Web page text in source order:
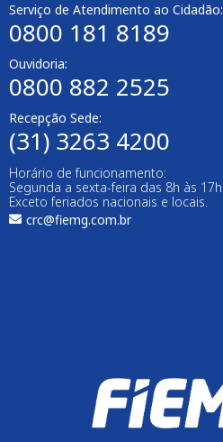
Serviço de Atendimento ao Cidadão:
0800 181 8189
Ouvidoria:
0800 882 2525
Recepção Sede:
(31) 3263 4200
Horário de funcionamento:
Segunda a sexta-feira das 8h às 17h
Exceto feriados nacionais e locais.
crc@fiemg.com.br